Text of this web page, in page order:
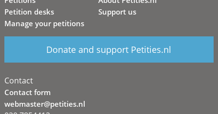
Petition desks
Manage your petitions
Support us
Donate and support Petities.nl
Contact
Contact form
webmaster@petities.nl